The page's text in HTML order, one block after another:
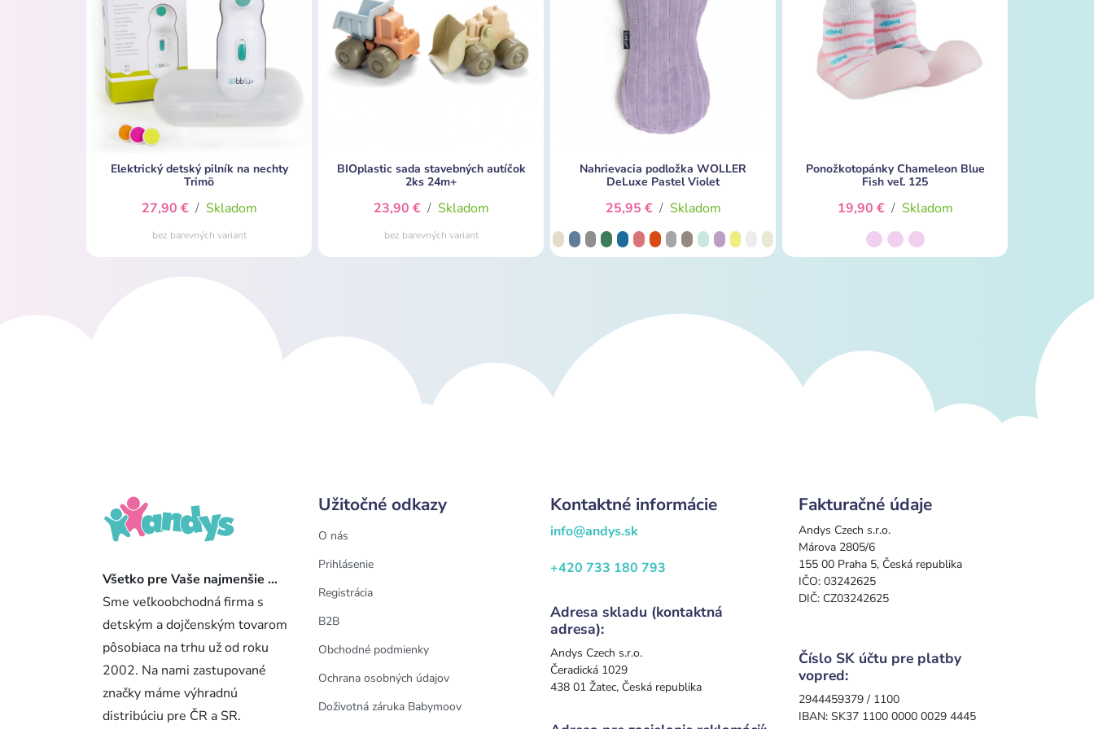
Elektrický detský pilník na nechty
Trimö
27,90 € / Skladom
bez barevných variant
BIOplastic sada stavebných autíčok
2ks 24m+
23,90 € / Skladom
bez barevných variant
Nahrievacia podložka WOLLER
DeLuxe Pastel Violet
25,95 € / Skladom
Ponožkotopánky Chameleon Blue
Fish veľ. 125
19,90 € / Skladom
Všetko pre Vaše najmenšie ...
Sme veľkoobchodná firma s
detským a dojčenským tovarom
pôsobiaca na trhu už od roku
2002. Na nami zastupované
značky máme výhradnú
distribúciu pre ČR a SR.
Užitočné odkazy
O nás
Prihlásenie
Registrácia
B2B
Obchodné podmienky
Ochrana osobných údajov
Doživotná záruka Babymoov
Kontaktné informácie
info@andys.sk
+420 733 180 793
Adresa skladu (kontaktná
adresa):
Andys Czech s.r.o.
Čeradická 1029
438 01 Žatec, Česká republika
Fakturačné údaje
Andys Czech s.r.o.
Márova 2805/6
155 00 Praha 5, Česká republika
IČO: 03242625
DIČ: CZ03242625
Číslo SK účtu pre platby
vopred:
2944459379 / 1100
IBAN: SK37 1100 0000 0029 4445